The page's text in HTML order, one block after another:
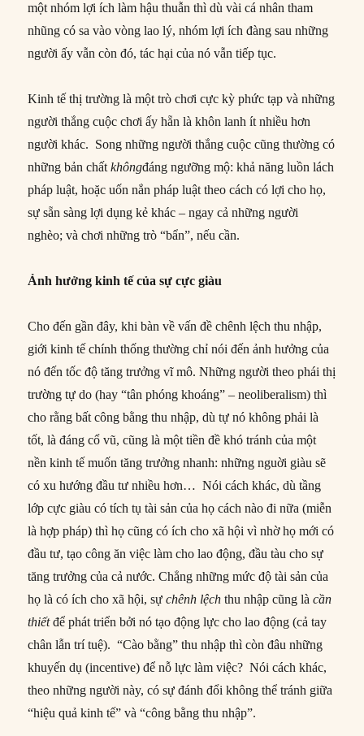
một nhóm lợi ích làm hậu thuẫn thì dù vài cá nhân tham
nhũng có sa vào vòng lao lý, nhóm lợi ích đàng sau những
người ấy vẫn còn đó, tác hại của nó vẫn tiếp tục.
Kinh tế thị trường là một trò chơi cực kỳ phức tạp và những
người thắng cuộc chơi ấy hẵn là khôn lanh ít nhiều hơn
người khác. Song những người thắng cuộc cũng thường có
những bản chấtkhôngđáng ngưỡng mộ: khả năng luồn lách
pháp luật, hoặc uốn nắn pháp luật theo cách có lợi cho họ,
sự sẵn sàng lợi dụng kẻ khác – ngay cả những người
nghèo; và chơi những trò “bẩn”, nếu cần.
Ảnh hưởng kinh tế của sự cực giàu
Cho đến gần đây, khi bàn về vấn đề chênh lệch thu nhập,
giới kinh tế chính thống thường chỉ nói đến ảnh hưởng của
nó đến tốc độ tăng trưởng vĩ mô. Những người theo phái thị
trường tự do (hay “tân phóng khoáng” – neoliberalism) thì
cho rằng bất công bằng thu nhập, dù tự nó không phải là
tốt, là đáng cổ vũ, cũng là một tiền đề khó tránh của một
nền kinh tế muốn tăng trưởng nhanh: những nguời giàu sẽ
có xu hướng đầu tư nhiều hơn… Nói cách khác, dù tầng
lớp cực giàu có tích tụ tài sản của họ cách nào đi nữa (miễn
là hợp pháp) thì họ cũng có ích cho xã hội vì nhờ họ mới có
đầu tư, tạo công ăn việc làm cho lao động, đầu tàu cho sự
tăng trưởng của cả nước. Chẳng những mức độ tài sản của
họ là có ích cho xã hội, sựchênh lệchthu nhập cũng làcần
thiếtđể phát triển bởi nó tạo động lực cho lao động (cả tay
chân lẫn trí tuệ). “Cào bằng” thu nhập thì còn đâu những
khuyến dụ (incentive) để nỗ lực làm việc? Nói cách khác,
theo những người này, có sự đánh đổi không thể tránh giữa
“hiệu quả kinh tế” và “công bằng thu nhập”.